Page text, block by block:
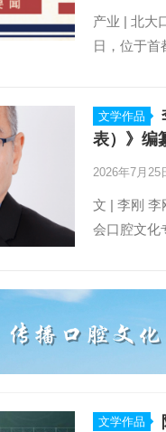
产业 | 北大
日，位于
文学作品
表）》编
2026年7月25
文 | 李刚 李
会口腔文
文学作品